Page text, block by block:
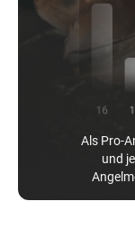
Als Pro-
und